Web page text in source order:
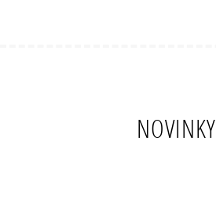
NOVINKY